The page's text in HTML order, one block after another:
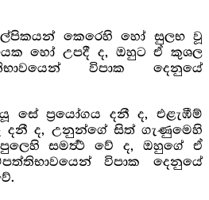
කෙරෙහි හෝ සුලභ වූ
හෝ උපදී ද, ඔහුට ඒ කුශල
විපාක දෙනුයේ
සේ ප්‍රයෝගය දනී ද, එළැඹීම්
දනී ද, උනුන්ගේ සිත් ගැණුමෙහි
සමර්‍ත්‍ථ වේ ද, ඔහුගේ ඒ
විපාක දෙනුයේ